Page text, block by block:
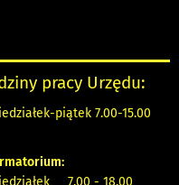
pracy Urzędu:
piątek 7.00-15.00